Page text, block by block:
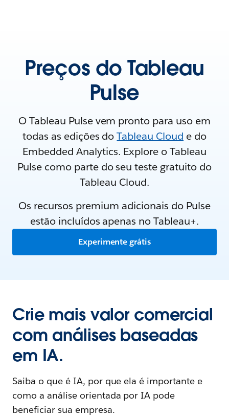
Preços do Tableau
Pulse
O Tableau Pulse vem pronto para uso em
todas as edições doTableau Cloud e do
Embedded Analytics. Explore o Tableau
Pulse como parte do seu teste gratuito do
Tableau Cloud.
Os recursos premium adicionais do Pulse
estão incluídos apenas no Tableau+.
Experimente grátis
Crie mais valor comercial
com análises baseadas
em IA.
Saiba o que é IA, por que ela é importante e
como a análise orientada por IA pode
beneficiar sua empresa.